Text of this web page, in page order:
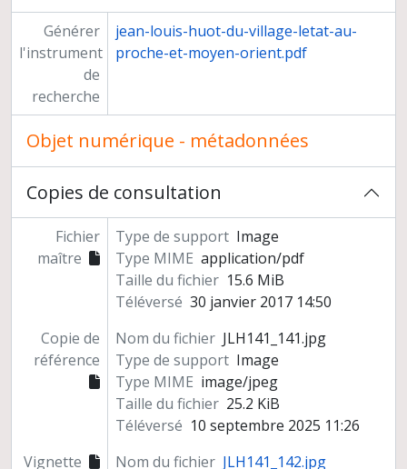
Générer
l'instrument
de
recherche
jean-louis-huot-du-village-letat-au-
proche-et-moyen-orient.pdf
Objet numérique - métadonnées
Copies de consultation
Fichier
maître
Type de support Image
Type MIME application/pdf
Taille du fichier 15.6 MiB
Téléversé 30 janvier 2017 14:50
Copie de
référence
Nom du fichier JLH141_141.jpg
Type de support Image
Type MIME image/jpeg
Taille du fichier 25.2 KiB
Téléversé 10 septembre 2025 11:26
Vignette
Nom du fichier JLH141_142.jpg